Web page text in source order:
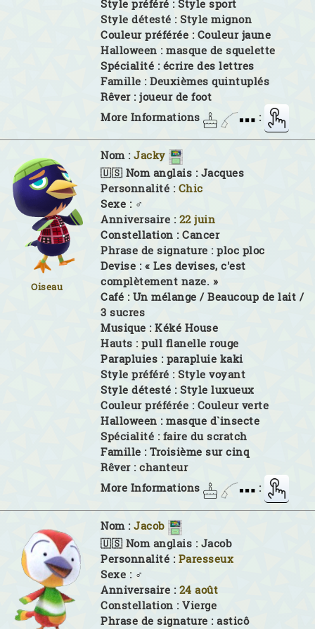
Style préféré : Style sport
Style détesté : Style mignon
Couleur préférée : Couleur jaune
Halloween : masque de squelette
Spécialité : écrire des lettres
Famille : Deuxièmes quintuplés
Rêver : joueur de foot
More Informations
:
Oiseau
Nom : Jacky
🇺🇸 Nom anglais : Jacques
Personnalité : Chic
Sexe : ♂
Anniversaire : 22 juin
Constellation : Cancer
Phrase de signature : ploc ploc
Devise : « Les devises, c'est
complètement naze. »
Café : Un mélange / Beaucoup de lait /
3 sucres
Musique : Kéké House
Hauts : pull flanelle rouge
Parapluies : parapluie kaki
Style préféré : Style voyant
Style détesté : Style luxueux
Couleur préférée : Couleur verte
Halloween : masque d`insecte
Spécialité : faire du scratch
Famille : Troisième sur cinq
Rêver : chanteur
More Informations
:
Nom : Jacob
🇺🇸 Nom anglais : Jacob
Personnalité : Paresseux
Sexe : ♂
Anniversaire : 24 août
Constellation : Vierge
Phrase de signature : asticô